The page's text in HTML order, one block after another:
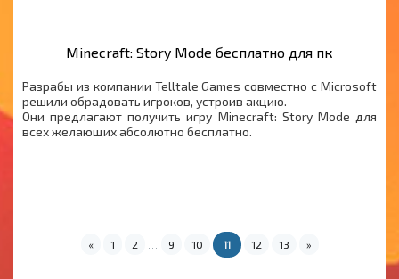
Minecraft: Story Mode бесплатно для пк
Разрабы из компании Telltale Games совместно с Microsoft
решили обрадовать игроков, устроив акцию.
Они предлагают получить игру Minecraft: Story Mode для
всех желающих абсолютно бесплатно.
« 1 2 9 10 11 12 13 »